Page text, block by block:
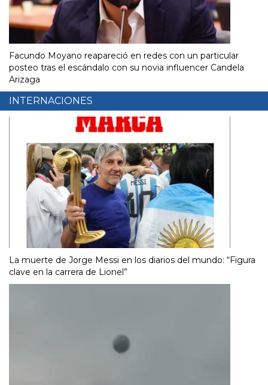
Facundo Moyano reapareció en redes con un particular
posteo tras el escándalo con su novia influencer Candela
Arizaga
INTERNACIONES
La muerte de Jorge Messi en los diarios del mundo: “Figura
clave en la carrera de Lionel”